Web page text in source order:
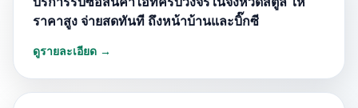
ราคาสูง จ่ายสดทันที ถึงหน้าบ้านและบิ๊กซี
ดูรายละเอียด →